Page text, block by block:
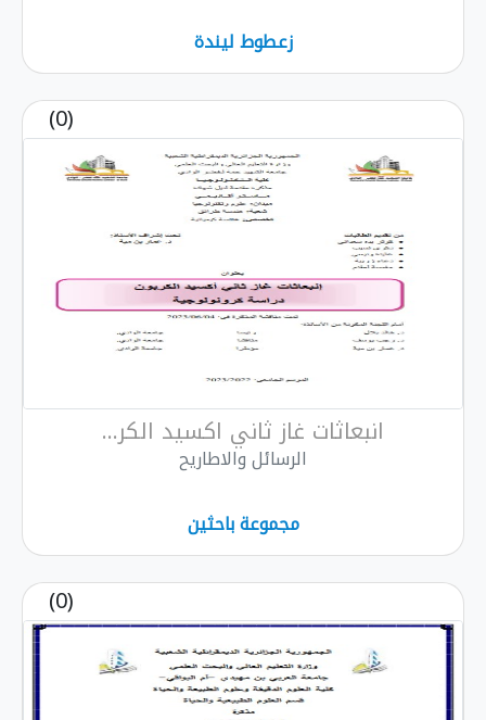
زعطوط ليندة
(0)
انبعاثات غاز ثاني اكسيد الكر...
الرسائل والاطاريح
مجموعة باحثين
(0)